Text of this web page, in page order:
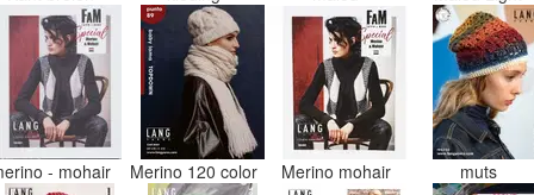
- mohair Merino 120 color Merino mohair muts